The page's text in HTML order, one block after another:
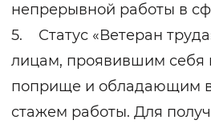
непрерывной работы в
5. Статус «Ветеран
лицам, проявившим себя
поприще и обладающим
стажем работы. Для